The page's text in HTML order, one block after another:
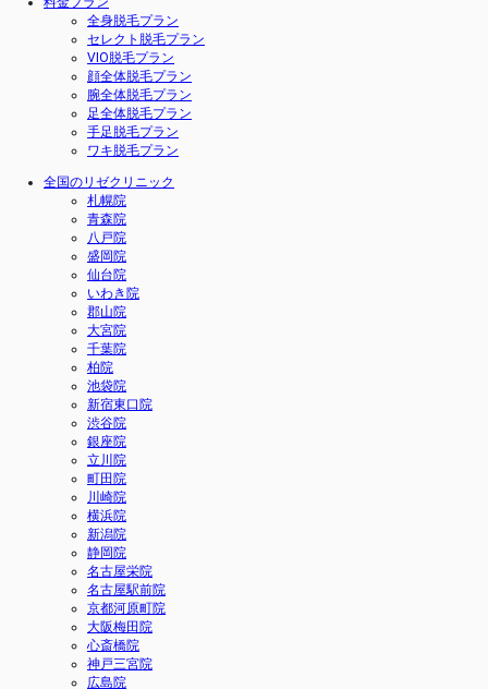
全身脱毛プラン
セレクト脱毛プラン
VIO脱毛プラン
顔全体脱毛プラン
腕全体脱毛プラン
足全体脱毛プラン
手足脱毛プラン
ワキ脱毛プラン
全国のリゼクリニック
札幌院
青森院
八戸院
盛岡院
仙台院
いわき院
郡山院
大宮院
千葉院
柏院
池袋院
新宿東口院
渋谷院
銀座院
立川院
町田院
川崎院
横浜院
新潟院
静岡院
名古屋栄院
名古屋駅前院
京都河原町院
大阪梅田院
心斎橋院
神戸三宮院
広島院